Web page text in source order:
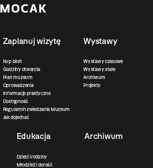
Zaplanuj wizytę
Kup bilet
Godziny otwarcia
Plan muzeum
Oprowadzenia
Informacje praktyczne
Dostępność
Regulamin zwiedzania Muzeum
Jak dojechać
Wystawy
Wystawy czasowe
Wystawy stałe
Archiwum
Projekty
Edukacja
Dzieci i rodziny
Młodzież i dorośli
Archiwum